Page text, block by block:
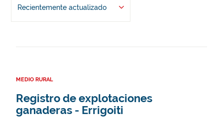
Recientemente actualizado
MEDIO RURAL
Registro de explotaciones
ganaderas - Errigoiti